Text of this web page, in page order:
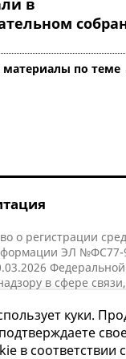
в
материалы по теме
о регистрации
ЭЛ №ФС77-
Федеральной
в сфере связи,
(Роскомнадзор).
куки.
в